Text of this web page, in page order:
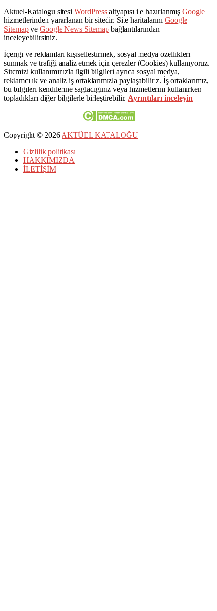
Aktuel-Katalogu sitesi WordPress altyapısı ile hazırlanmış Google
hizmetlerinden yararlanan bir sitedir. Site haritalarını Google
Sitemap ve Google News Sitemap bağlantılarından
inceleyebilirsiniz.
İçeriği ve reklamları kişiselleştirmek, sosyal medya özellikleri
sunmak ve trafiği analiz etmek için çerezler (Cookies) kullanıyoruz.
Sitemizi kullanımınızla ilgili bilgileri ayrıca sosyal medya,
reklamcılık ve analiz iş ortaklarımızla paylaşabiliriz. İş ortaklarımız,
bu bilgileri kendilerine sağladığınız veya hizmetlerini kullanırken
topladıkları diğer bilgilerle birleştirebilir. Ayrıntıları inceleyin
Copyright © 2026 AKTÜEL KATALOĞU.
Gizlilik politikası
HAKKIMIZDA
İLETİŞİM